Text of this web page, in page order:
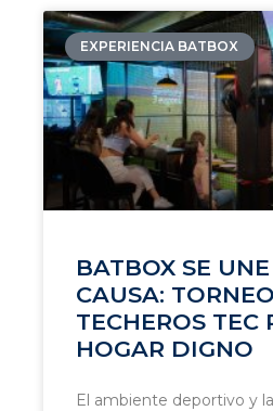
EXPERIENCIA BATBOX
BATBOX SE
CAUSA: TORNEO
TECHEROS TEC
HOGAR DIGNO
El ambiente deportivo y